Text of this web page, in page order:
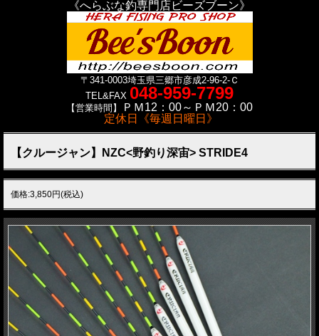
《へらぶな釣専門店ビーズブーン》
〒341-0003埼玉県三郷市彦成2-96-2-Ｃ
TEL&FAX 048-959-7799
【営業時間】
ＰＭ12：00～ＰＭ20：00
定休日《毎週日曜日》
【クルージャン】NZC<野釣り深宙> STRIDE4
価格:3,850円(税込)